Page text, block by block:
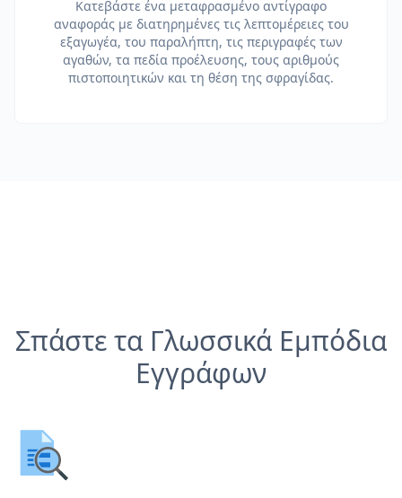
Κατεβάστε ένα μεταφρασμένο αντίγραφο
αναφοράς με διατηρημένες τις λεπτομέρειες του
εξαγωγέα, του παραλήπτη, τις περιγραφές των
αγαθών, τα πεδία προέλευσης, τους αριθμούς
πιστοποιητικών και τη θέση της σφραγίδας.
Σπάστε τα Γλωσσικά Εμπόδια
Εγγράφων